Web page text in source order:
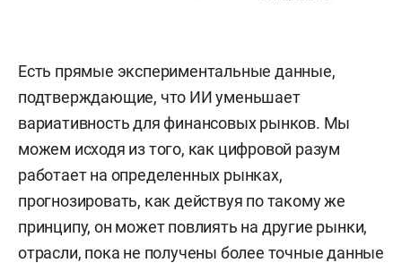
Есть прямые экспериментальные данные,
подтверждающие, что ИИ уменьшает
вариативность для финансовых рынков. Мы
можем исходя из того, как цифровой разум
работает на определенных рынках,
прогнозировать, как действуя по такому же
принципу, он может повлиять на другие рынки,
отрасли, пока не получены более точные данные